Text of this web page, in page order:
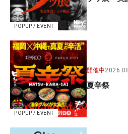
POPUP / EVENT
POPUP / EVENT
開催中
夏辛祭